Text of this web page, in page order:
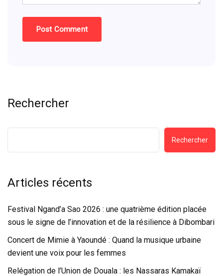
Rechercher
Rechercher
Articles récents
Festival Ngand’a Sao 2026 : une quatrième édition placée
sous le signe de l’innovation et de la résilience à Dibombari
Concert de Mimie à Yaoundé : Quand la musique urbaine
devient une voix pour les femmes
Relégation de l’Union de Douala : les Nassaras Kamakaï